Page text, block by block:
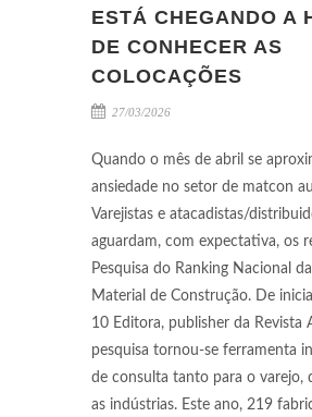
ESTÁ CHEGANDO A
DE CONHECER AS
COLOCAÇÕES
27/03/2026
Quando o mês de abril se
ansiedade no setor de matcon
Varejistas e atacadistas/
aguardam, com expectativa, os
Pesquisa do Ranking Nacional
Material de Construção. De
10 Editora, publisher da Revista
pesquisa tornou-se ferramenta
de consulta tanto para o varejo,
as indústrias. Este ano, 219